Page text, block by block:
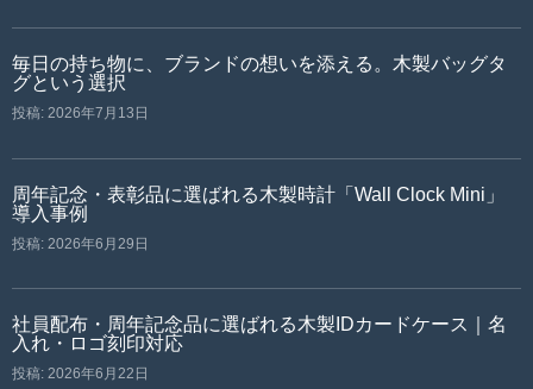
毎日の持ち物に、ブランドの想いを添える。木製バッグタ
グという選択
投稿: 2026年7月13日
周年記念・表彰品に選ばれる木製時計「Wall Clock Mini」
導入事例
投稿: 2026年6月29日
社員配布・周年記念品に選ばれる木製IDカードケース｜名
入れ・ロゴ刻印対応
投稿: 2026年6月22日